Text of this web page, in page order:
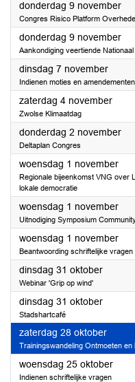
donderdag 9 november
Congres Risico Platform
donderdag 9 november
Aankondiging veertiende
dinsdag 7 november2023
Indienen moties en
zaterdag 4 november2023
Zwolse Klimaatdag
donderdag 2 november
Deltaplan Congres
woensdag 1 november2023
Regionale bijeenkomst VNG over
lokale democratie
woensdag 1 november2023
Uitnodiging Symposium
woensdag 1 november2023
Beantwoording schriftelijke vragen
dinsdag 31 oktober2023
Webinar 'Grip op wind'
dinsdag 31 oktober2023
Stadshartcafé
zaterdag 28 oktober2023
Trainingswandeling Ontmoeten en
woensdag 25 oktober2023
Indienen schriftelijke vragen